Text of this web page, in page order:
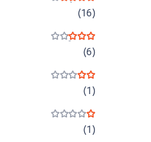
نمره(16)
نمره(6)
نمره(1)
نمره(1)